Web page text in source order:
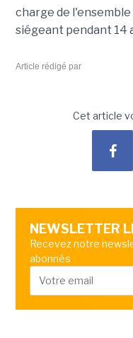
charge de
siégeant pendant 14
Article rédigé par
Cet article
NEWSLETTER
Recevez notre
abonnés